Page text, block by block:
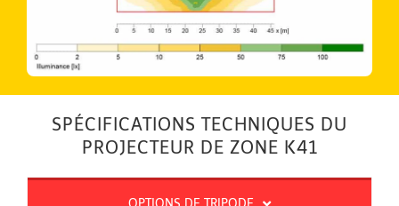
SPÉCIFICATIONS TECHNIQUES DU
PROJECTEUR DE ZONE K41